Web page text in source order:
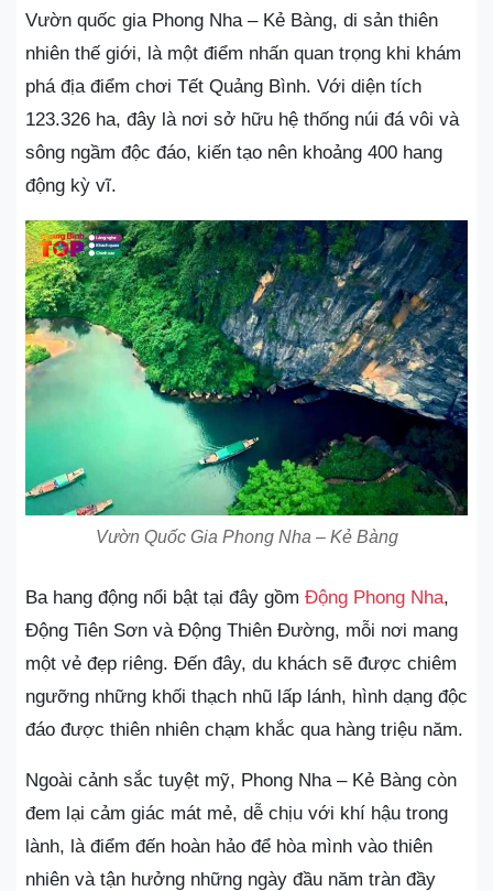
Vườn quốc gia Phong Nha – Kẻ Bàng, di sản thiên
nhiên thế giới, là một điểm nhấn quan trọng khi khám
phá địa điểm chơi Tết Quảng Bình. Với diện tích
123.326 ha, đây là nơi sở hữu hệ thống núi đá vôi và
sông ngầm độc đáo, kiến tạo nên khoảng 400 hang
động kỳ vĩ.
Vườn Quốc Gia Phong Nha – Kẻ Bàng
Ba hang động nổi bật tại đây gồm Động Phong Nha,
Động Tiên Sơn và Động Thiên Đường, mỗi nơi mang
một vẻ đẹp riêng. Đến đây, du khách sẽ được chiêm
ngưỡng những khối thạch nhũ lấp lánh, hình dạng độc
đáo được thiên nhiên chạm khắc qua hàng triệu năm.
Ngoài cảnh sắc tuyệt mỹ, Phong Nha – Kẻ Bàng còn
đem lại cảm giác mát mẻ, dễ chịu với khí hậu trong
lành, là điểm đến hoàn hảo để hòa mình vào thiên
nhiên và tận hưởng những ngày đầu năm tràn đầy